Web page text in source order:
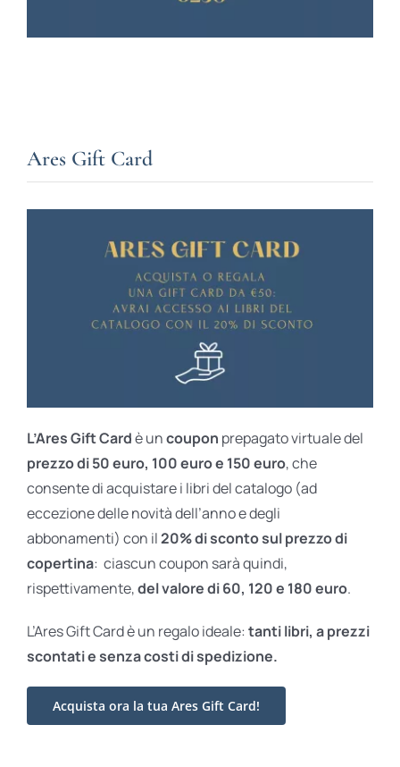
Ares Gift Card
L’Ares Gift Cardè uncoupon prepagato virtuale del
prezzo di 50 euro, 100 euro e 150 euro, che
consente di acquistare i libri del catalogo (ad
eccezione delle novità dell’anno e degli
abbonamenti) con il20% di sconto sul prezzo di
copertina: ciascun coupon sarà quindi,
rispettivamente,del valore di 60, 120 e 180 euro.
L’Ares Gift Card è un regalo ideale: tanti libri, a prezzi
scontati esenza costi di spedizione.
Acquista ora la tua Ares Gift Card!